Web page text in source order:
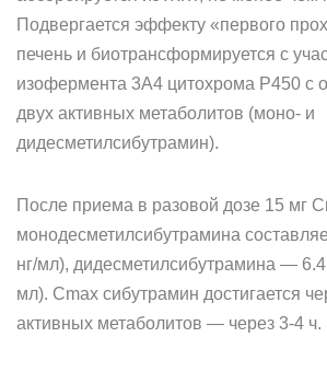
Подвергается эффекту «первого
печень и биотрансформируется с
изофермента 3А4 цитохрома P450 с
двух активных метаболитов (моно- и
дидесметилсибутрамин).
После приема в разовой дозе 15 мг
монодесметилсибутрамина
нг/мл), дидесметилсибутрамина — 6.4
мл). Cmax сибутрамин достигается
активных метаболитов — через 3-4 ч.